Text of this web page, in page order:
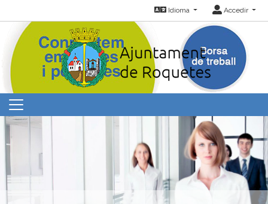
Idioma Accedir